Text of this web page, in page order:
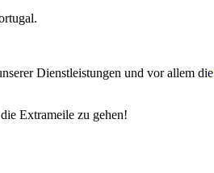
Dienstleistungen und vor allem die
Extrameile zu gehen!